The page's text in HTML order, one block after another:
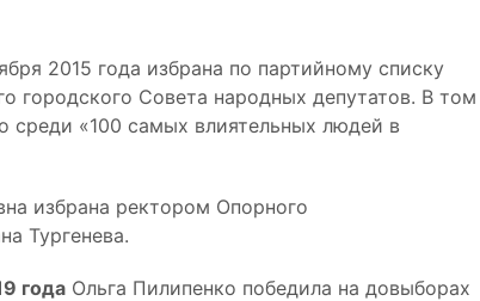
2015 года избрана по партийному списку
городского Совета народных депутатов. В том
среди «100 самых влиятельных людей в
избрана ректором Опорного
Тургенева.
года Ольга Пилипенко победила на довыборах